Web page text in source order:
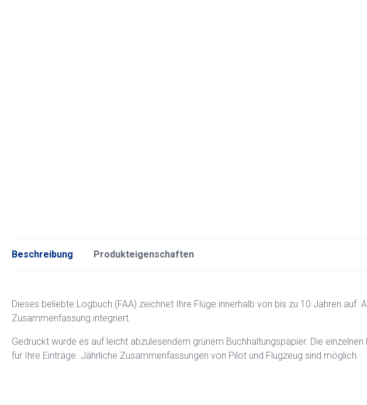
Beschreibung Produkteigenschaften
Dieses beliebte Logbuch (FAA) zeichnet Ihre Flüge innerhalb von bis zu 10 Jahren auf.
Zusammenfassung integriert.
Gedruckt wurde es auf leicht abzulesendem grünem Buchhaltungspapier. Die
für Ihre Einträge. Jährliche Zusammenfassungen von Pilot und Flugzeug sind möglich.